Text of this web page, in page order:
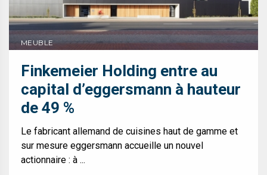
MEUBLE
Finkemeier Holding entre au
capital d’eggersmann à hauteur
de 49 %
Le fabricant allemand de cuisines haut de gamme et
sur mesure eggersmann accueille un nouvel
actionnaire : à ...